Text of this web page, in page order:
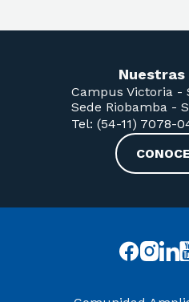
Nuestras
Campus Victoria -
Sede Riobamba -
Tel: (54-11) 7078-